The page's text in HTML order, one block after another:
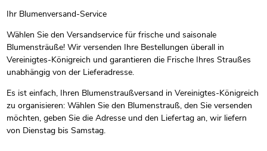
Ihr Blumenversand-Service
Wählen Sie den Versandservice für frische und saisonale
Blumensträuße! Wir versenden Ihre Bestellungen überall in
Vereinigtes-Königreich und garantieren die Frische Ihres Straußes
unabhängig von der Lieferadresse.
Es ist einfach, Ihren Blumenstraußversand in Vereinigtes-Königreich
zu organisieren: Wählen Sie den Blumenstrauß, den Sie versenden
möchten, geben Sie die Adresse und den Liefertag an, wir liefern
von Dienstag bis Samstag.